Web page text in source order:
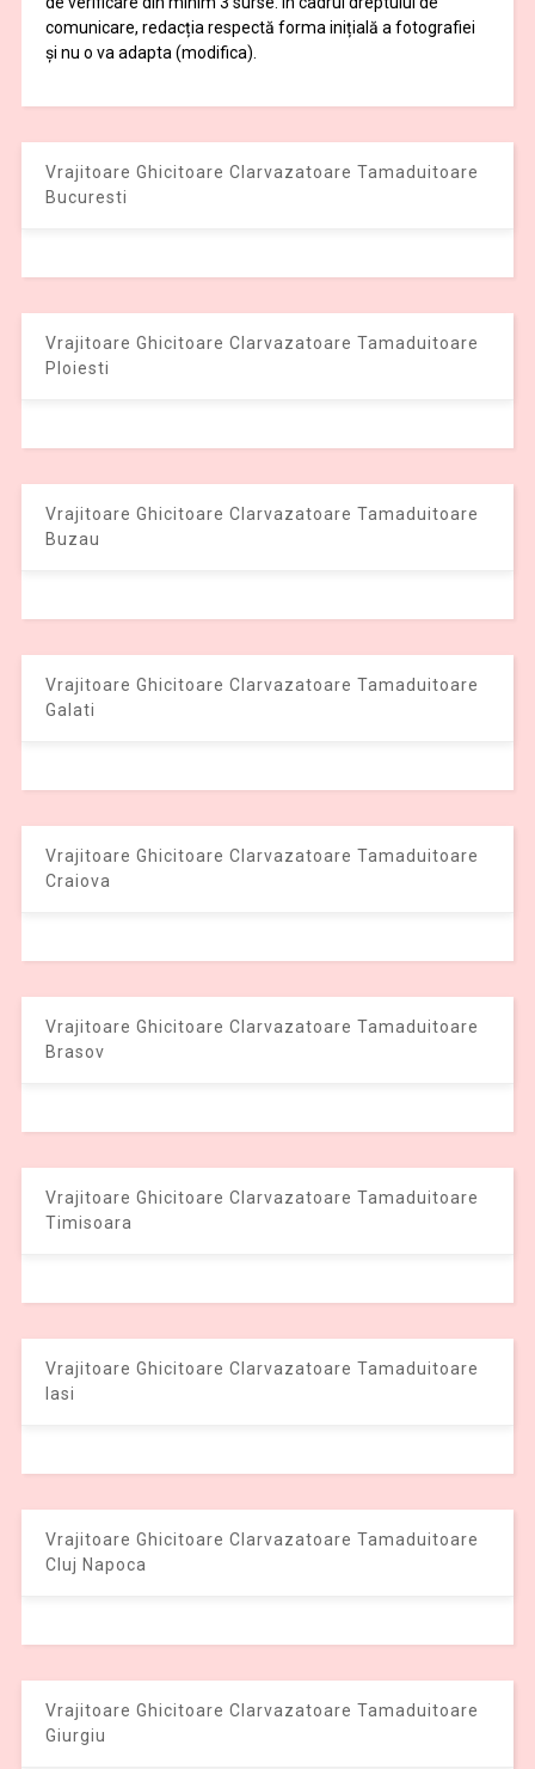
comunicare, redacția respectă forma inițială a fotografiei
și nu o va adapta (modifica).
Vrajitoare Ghicitoare Clarvazatoare Tamaduitoare
Bucuresti
Vrajitoare Ghicitoare Clarvazatoare Tamaduitoare
Ploiesti
Vrajitoare Ghicitoare Clarvazatoare Tamaduitoare
Buzau
Vrajitoare Ghicitoare Clarvazatoare Tamaduitoare
Galati
Vrajitoare Ghicitoare Clarvazatoare Tamaduitoare
Craiova
Vrajitoare Ghicitoare Clarvazatoare Tamaduitoare
Brasov
Vrajitoare Ghicitoare Clarvazatoare Tamaduitoare
Timisoara
Vrajitoare Ghicitoare Clarvazatoare Tamaduitoare
Iasi
Vrajitoare Ghicitoare Clarvazatoare Tamaduitoare
Cluj Napoca
Vrajitoare Ghicitoare Clarvazatoare Tamaduitoare
Giurgiu